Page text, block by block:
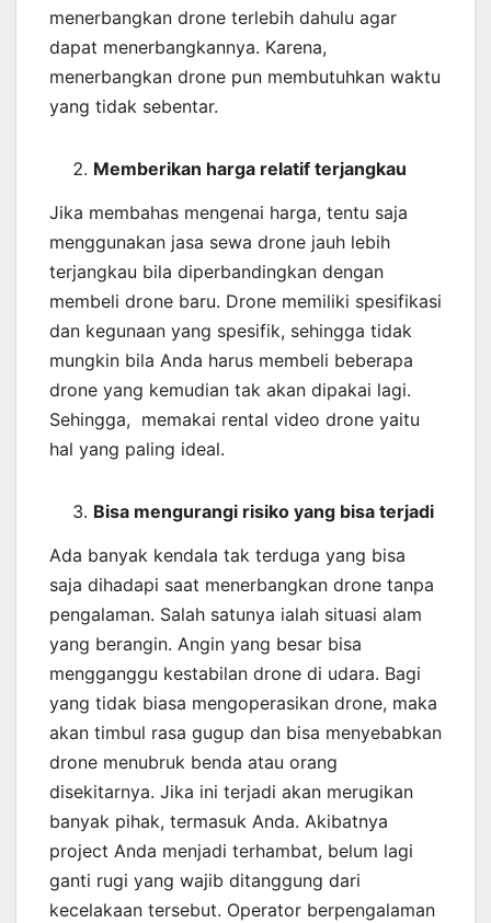
menerbangkan drone terlebih dahulu agar
dapat menerbangkannya. Karena,
menerbangkan drone pun membutuhkan waktu
yang tidak sebentar.
Memberikan harga relatif terjangkau
Jika membahas mengenai harga, tentu saja
menggunakan jasa sewa drone jauh lebih
terjangkau bila diperbandingkan dengan
membeli drone baru. Drone memiliki spesifikasi
dan kegunaan yang spesifik, sehingga tidak
mungkin bila Anda harus membeli beberapa
drone yang kemudian tak akan dipakai lagi.
Sehingga, memakai rental video drone yaitu
hal yang paling ideal.
Bisa mengurangi risiko yang bisa terjadi
Ada banyak kendala tak terduga yang bisa
saja dihadapi saat menerbangkan drone tanpa
pengalaman. Salah satunya ialah situasi alam
yang berangin. Angin yang besar bisa
mengganggu kestabilan drone di udara. Bagi
yang tidak biasa mengoperasikan drone, maka
akan timbul rasa gugup dan bisa menyebabkan
drone menubruk benda atau orang
disekitarnya. Jika ini terjadi akan merugikan
banyak pihak, termasuk Anda. Akibatnya
project Anda menjadi terhambat, belum lagi
ganti rugi yang wajib ditanggung dari
kecelakaan tersebut. Operator berpengalaman